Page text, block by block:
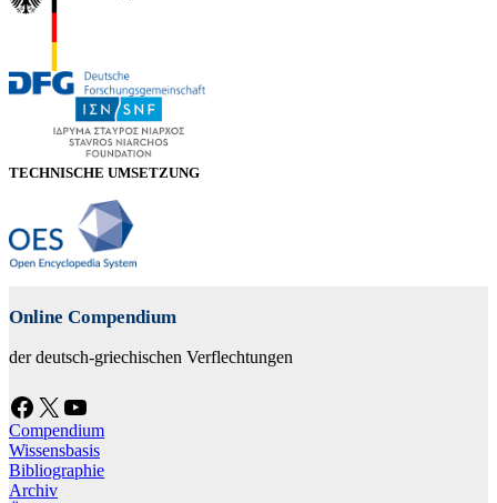
TECHNISCHE UMSETZUNG
Online Compendium
der deutsch-griechischen Verflechtungen
Facebook X YouTube
Compendium
Wissensbasis
Bibliographie
Archiv